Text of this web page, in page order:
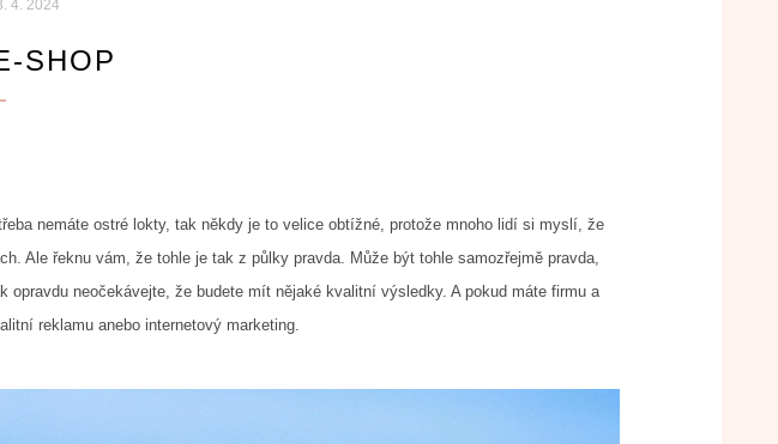
4. 2024
SHOP
nemáte ostré lokty, tak někdy je to velice obtížné, protože mnoho lidí si myslí, že
Ale řeknu vám, že tohle je tak z půlky pravda. Může být tohle samozřejmě pravda,
neočekávejte, že budete mít nějaké kvalitní výsledky. A pokud máte firmu a
reklamu anebo internetový marketing.